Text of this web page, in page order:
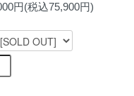
円(税込75,900円)